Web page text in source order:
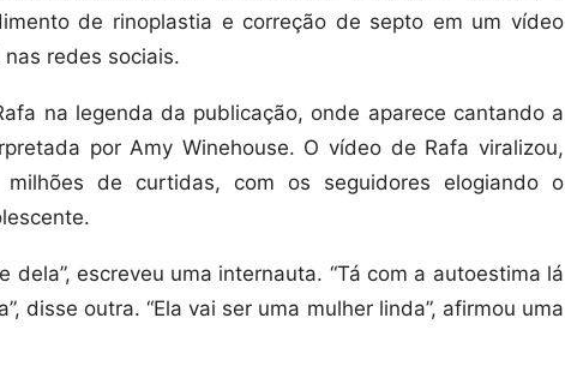
de rinoplastia e correção de septo em um vídeo
redes sociais.
na legenda da publicação, onde aparece cantando a
por Amy Winehouse. O vídeo de Rafa viralizou,
de curtidas, com os seguidores elogiando o
dela”, escreveu uma internauta. “Tá com a autoestima lá
disse outra. “Ela vai ser uma mulher linda”, afirmou uma